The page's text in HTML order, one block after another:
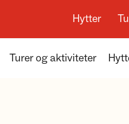
Hytter
Turer og aktiviteter